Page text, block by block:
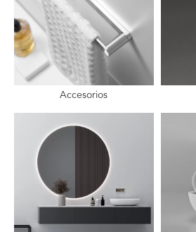
Accesorios